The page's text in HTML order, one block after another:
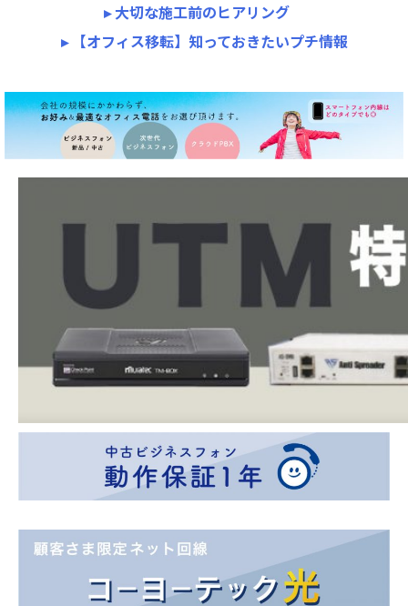
▸ 大切な施工前のヒアリング
▸ 【オフィス移転】知っておきたいプチ情報